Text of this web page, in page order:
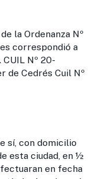
de la Ordenanza Nº
correspondió a
Nº 20-
de Cedrés Cuil Nº
sí, con domicilio
esta ciudad, en ½
en fecha